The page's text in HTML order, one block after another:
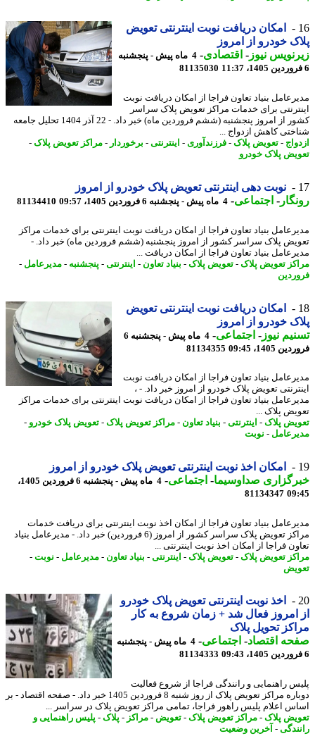
امکان دریافت نوبت اینترنتی تعویض
خودرو از امروز
نیوز-اقتصادی- 4 ماه پیش - پنجشنبه
81135030
بنیاد تعاون فراجا از امکان دریافت نوبت
برای خدمات مراکز تعویض پلاک سراسر
کشور از امروز پنجشنبه (ششم فروردین ماه) خبر داد. - 22 آذر 1404 تحلیل جامعه
کاهش ازدواج ...
-تعویض پلاک -فرزندآوری - اینترنتی-برخوردار-مراکز تعویض پلاک -
پلاک خودرو
نوبت دهی اینترنتی تعویض پلاک خودرو از امروز
-اجتماعی-4 ماه پیش - پنجشنبه 6 فروردین 1405، 09:57 81134410
بنیاد تعاون فراجا از امکان دریافت نوبت اینترنتی برای خدمات مراکز
پلاک سراسر کشور از امروز پنجشنبه (ششم فروردین ماه) خبر داد. -
بنیاد تعاون فراجا از امکان دریافت ...
تعویض پلاک -تعویض پلاک -بنیاد تعاون-اینترنتی-پنجشنبه-مدیرعامل-
امکان دریافت نوبت اینترنتی تعویض
خودرو از امروز
نیوز-اجتماعی-
4 ماه پیش - پنجشنبه 6
1405، 09:45
81134355
بنیاد تعاون فراجا از امکان دریافت نوبت
تعویض پلاک خودرو از امروز خبر داد. - ،
بنیاد تعاون فراجا از امکان دریافت نوبت اینترنتی برای خدمات مراکز
پلاک ...
پلاک -اینترنتی-بنیاد تعاون-مراکز تعویض پلاک -تعویض پلاک خودرو-
-نوبت
امکان اخذ نوبت اینترنتی تعویض پلاک خودرو از امروز
صداوسیما-اجتماعی-
4 ماه پیش - پنجشنبه 6 فروردین 1405،
81134347
بنیاد تعاون فراجا از امکان اخذ نوبت اینترنتی برای دریافت خدمات
مراکز تعویض پلاک سراسر کشور از امروز (6 فروردین) خبر داد. - مدیرعامل بنیاد
فراجا از امکان اخذ نوبت اینترنتی ...
تعویض پلاک -تعویض پلاک -اینترنتی-بنیاد تعاون-مدیرعامل-نوبت-
اخذ نوبت اینترنتی تعویض پلاک خودرو
امروز فعال شد + زمان شروع به کار
تحویل پلاک
اقتصاد-اجتماعی-
4 ماه پیش - پنجشنبه
81134333
راهنمایی و رانندگی فراجا از شروع فعالیت
دوباره مراکز تعویض پلاک از روز شنبه 8 فروردین 1405 خبر داد. - صفحه اقتصاد - بر
اعلام پلیس راهور فراجا، تمامی مراکز تعویض پلاک در سراسر ...
پلاک -مراکز تعویض پلاک -تعویض-مراکز- پلاک -پلیس راهنمایی و
-آخرین وضعیت